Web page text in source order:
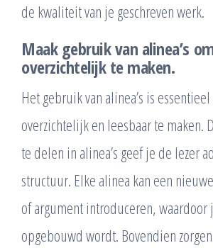
de kwaliteit van je geschreven werk.
Maak gebruik van alinea’s
overzichtelijk te maken.
Het gebruik van alinea’s is
overzichtelijk en leesbaar te maken.
te delen in alinea’s geef je de lezer
structuur. Elke alinea kan een
of argument introduceren, waardoor
opgebouwd wordt. Bovendien